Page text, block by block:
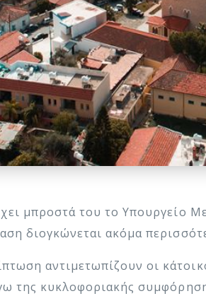
μπροστά του το Υπουργείο
διογκώνεται ακόμα
αντιμετωπίζουν οι
της κυκλοφοριακής